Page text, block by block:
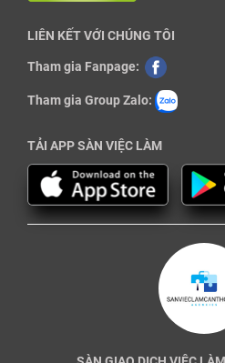
LIÊN KẾT VỚI CHÚNG TÔI
Tham gia Fanpage:
Tham gia Group Zalo:
TẢI APP SÀN VIỆC LÀM